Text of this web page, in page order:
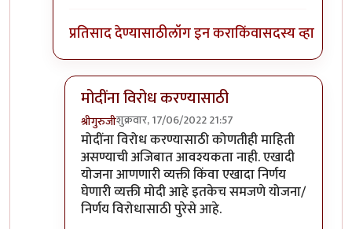
प्रतिसाद देण्यासाठीलॉग इन कराकिंवासदस्य व्हा
मोदींना विरोध करण्यासाठी
श्रीगुरुजीशुक्रवार, 17/06/2022 21:57
In reply toअरे व्वा ,byडँबिस००७
मोदींना विरोध करण्यासाठी कोणतीही माहिती
असण्याची अजिबात आवश्यकता नाही. एखादी
योजना आणणारी व्यक्ती किंवा एखादा निर्णय
घेणारी व्यक्ती मोदी आहे इतकेच समजणे योजना/
निर्णय विरोधासाठी पुरेसे आहे.